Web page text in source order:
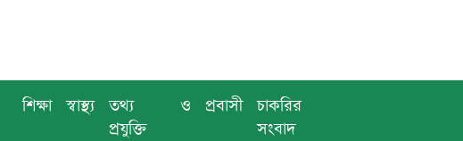
শিক্ষা স্বাস্থ্য
তথ্য ও
প্রযুক্তি
প্রবাসী
চাকরির
সংবাদ